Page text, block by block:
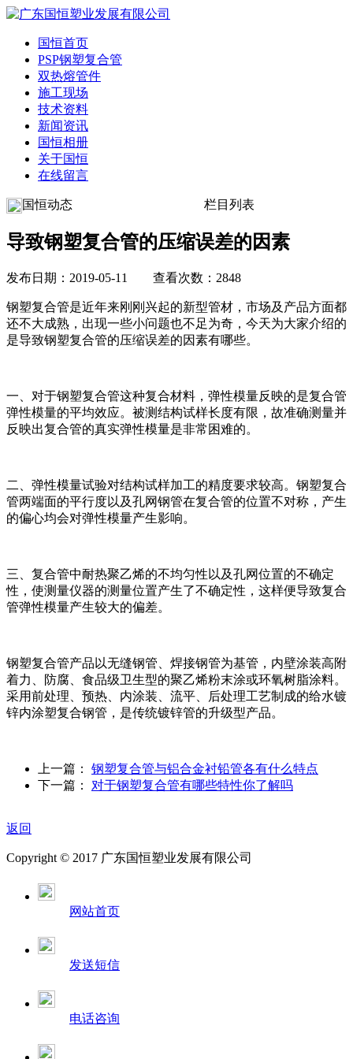
国恒首页
PSP钢塑复合管
双热熔管件
施工现场
技术资料
新闻资讯
国恒相册
关于国恒
在线留言
国恒动态 栏目列表
导致钢塑复合管的压缩误差的因素
发布日期：2019-05-11 查看次数：2848
钢塑复合管是近年来刚刚兴起的新型管材，市场及产品方面都
还不大成熟，出现一些小问题也不足为奇，今天为大家介绍的
是导致钢塑复合管的压缩误差的因素有哪些。
一、对于钢塑复合管这种复合材料，弹性模量反映的是复合管
弹性模量的平均效应。被测结构试样长度有限，故准确测量并
反映出复合管的真实弹性模量是非常困难的。
二、弹性模量试验对结构试样加工的精度要求较高。钢塑复合
管两端面的平行度以及孔网钢管在复合管的位置不对称，产生
的偏心均会对弹性模量产生影响。
三、复合管中耐热聚乙烯的不均匀性以及孔网位置的不确定
性，使测量仪器的测量位置产生了不确定性，这样便导致复合
管弹性模量产生较大的偏差。
钢塑复合管产品以无缝钢管、焊接钢管为基管，内壁涂装高附
着力、防腐、食品级卫生型的聚乙烯粉末涂或环氧树脂涂料。
采用前处理、预热、内涂装、流平、后处理工艺制成的给水镀
锌内涂塑复合钢管，是传统镀锌管的升级型产品。
上一篇： 钢塑复合管与铝合金衬铅管各有什么特点
下一篇： 对于钢塑复合管有哪些特性你了解吗
返回
Copyright © 2017 广东国恒塑业发展有限公司
网站首页
发送短信
电话咨询